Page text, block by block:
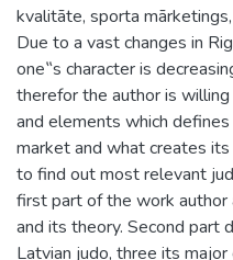
kvalitāte, sporta
Due to a vast changes in
one‟s character is
therefor the author is
and elements which
market and what creates
to find out most relevant
first part of the work
and its theory. Second part
Latvian judo, three its